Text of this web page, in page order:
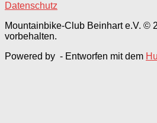
Datenschutz
Mountainbike-Club Beinhart e.V. ©
vorbehalten.
Powered by - Entworfen mit dem